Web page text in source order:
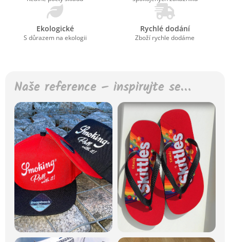
Ekologické
S důrazem na ekologii
Rychlé dodání
Zboží rychle dodáme
Naše reference – inspirujte se…